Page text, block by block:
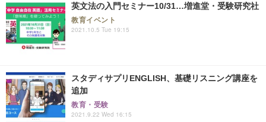
英文法の入門セミナー10/31…増進堂・受験研究社
教育イベント
2021.10.5 Tue 19:15
スタディサプリENGLISH、基礎リスニング講座を
追加
教育・受験
2021.9.22 Wed 16:15